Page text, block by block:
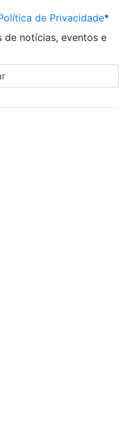
de Privacidade*
de notícias, eventos e